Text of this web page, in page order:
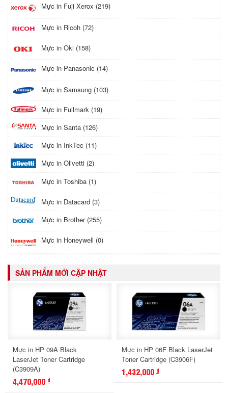
Mực in Fuji Xerox (219)
Mực in Ricoh (72)
Mực in Oki (158)
Mực in Panasonic (14)
Mực in Samsung (103)
Mực in Fullmark (19)
Mực in Santa (126)
Mực in InkTec (11)
Mực in Olivetti (2)
Mực in Toshiba (1)
Mực in Datacard (3)
Mực in Brother (255)
Mực in Honeywell (0)
SẢN PHẨM MỚI CẬP NHẬT
Mực in HP 09A Black
LaserJet Toner Cartridge
(C3909A)
4,470,000 đ
Mực in HP 06F Black LaserJet
Toner Cartridge (C3906F)
1,432,000 đ